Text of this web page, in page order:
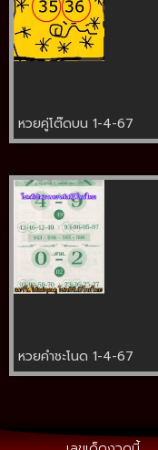
หวยคู่โต๊ดบน 1-4-67
หวยคำชะโนด 1-4-67